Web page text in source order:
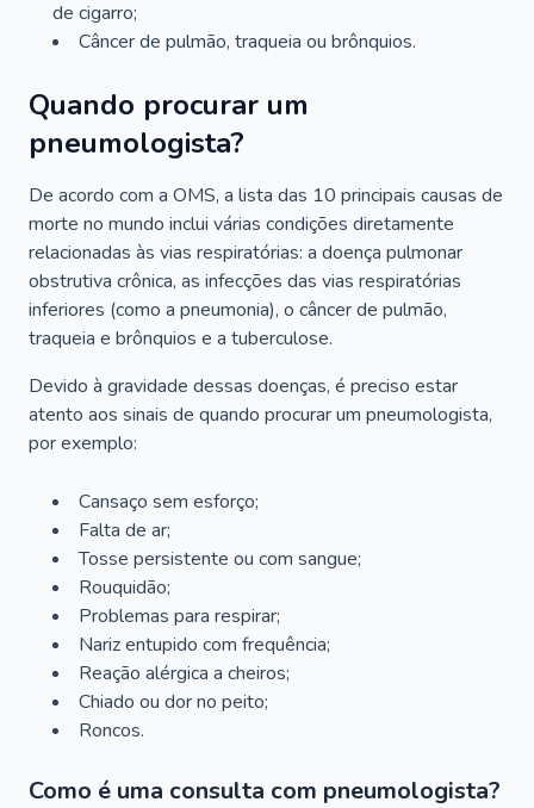
de cigarro;
Câncer de pulmão, traqueia ou brônquios.
Quando procurar um
pneumologista?
De acordo com a OMS, a lista das 10 principais causas de
morte no mundo inclui várias condições diretamente
relacionadas às vias respiratórias: a doença pulmonar
obstrutiva crônica, as infecções das vias respiratórias
inferiores (como a pneumonia), o câncer de pulmão,
traqueia e brônquios e a tuberculose.
Devido à gravidade dessas doenças, é preciso estar
atento aos sinais de quando procurar um pneumologista,
por exemplo:
Cansaço sem esforço;
Falta de ar;
Tosse persistente ou com sangue;
Rouquidão;
Problemas para respirar;
Nariz entupido com frequência;
Reação alérgica a cheiros;
Chiado ou dor no peito;
Roncos.
Como é uma consulta com pneumologista?